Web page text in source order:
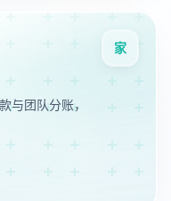
家
与团队分账，